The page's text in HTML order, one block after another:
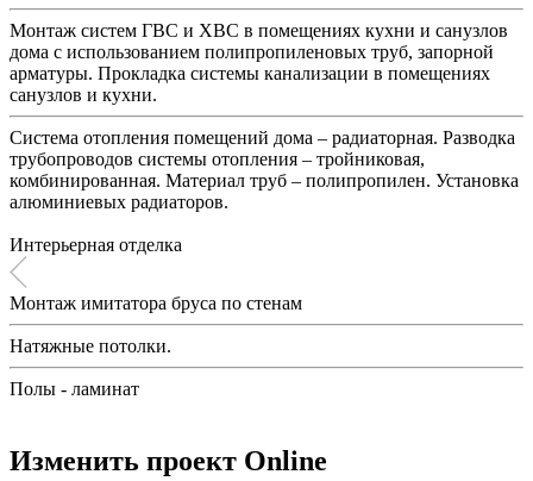
Монтаж систем ГВС и ХВС в помещениях кухни и санузлов
дома с использованием полипропиленовых труб, запорной
арматуры. Прокладка системы канализации в помещениях
санузлов и кухни.
Система отопления помещений дома – радиаторная. Разводка
трубопроводов системы отопления – тройниковая,
комбинированная. Материал труб – полипропилен. Установка
алюминиевых радиаторов.
Интерьерная отделка
Монтаж имитатора бруса по стенам
Натяжные потолки.
Полы - ламинат
Изменить проект Online